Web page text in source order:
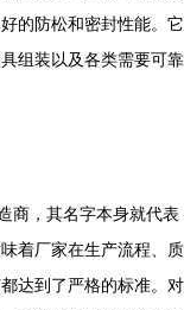
的防松和密封性能。它
组装以及各类需要可靠
商，其名字本身就代表
着厂家在生产流程、质
达到了严格的标准。对